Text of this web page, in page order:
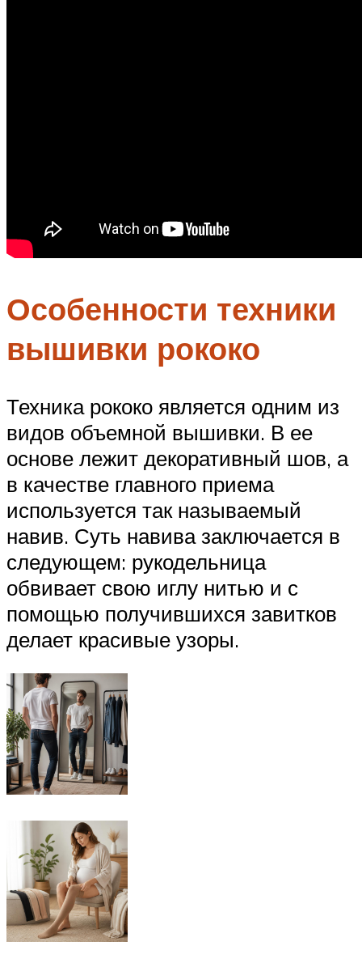
Особенности техники
вышивки рококо
Техника рококо является одним из
видов объемной вышивки. В ее
основе лежит декоративный шов, а
в качестве главного приема
используется так называемый
навив. Суть навива заключается в
следующем: рукодельница
обвивает свою иглу нитью и с
помощью получившихся завитков
делает красивые узоры.